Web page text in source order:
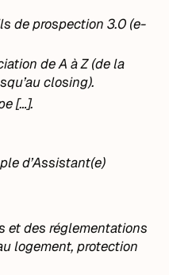
de prospection 3.0 (e-
de A à Z (de la
closing).
[…].
d’Assistant(e)
et des réglementations
logement, protection